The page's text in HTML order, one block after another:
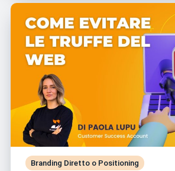
Branding Diretto o Positioning